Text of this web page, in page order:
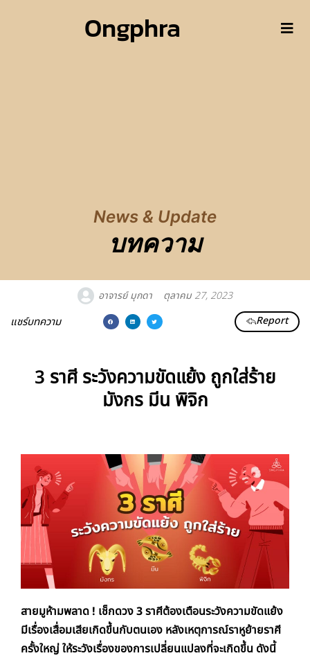
Ongphra
News & Update
บทความ
อาจารย์ มุกดา ตุลาคม 27, 2023
แชร์บทความ Report
3 ราศี ระวังความขัดแย้ง ถูกใส่ร้าย
มังกร มีน พิจิก
สายมูห้ามพลาด ! เช็กดวง 3 ราศีต้องเตือนระวังความขัดแย้ง
มีเรื่องเสื่อมเสียเกิดขึ้นกับตนเอง หลังเหตุการณ์ราหูย้ายราศี
ครั้งใหญ่ ให้ระวังเรื่องของการเปลี่ยนแปลงที่จะเกิดขึ้น ดังนี้